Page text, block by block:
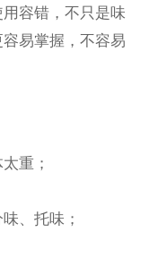
容错，不只是味
易掌握，不容易
重；
、托味；